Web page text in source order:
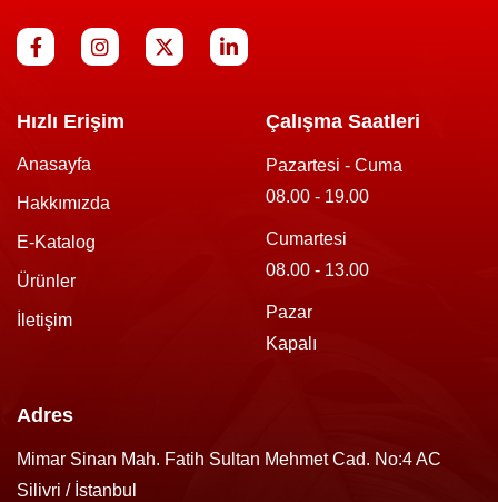
Hızlı Erişim
Anasayfa
Hakkımızda
E-Katalog
Ürünler
İletişim
Çalışma Saatleri
Pazartesi - Cuma
08.00 - 19.00
Cumartesi
08.00 - 13.00
Pazar
Kapalı
Adres
Mimar Sinan Mah. Fatih Sultan Mehmet Cad. No:4 AC
Silivri / İstanbul